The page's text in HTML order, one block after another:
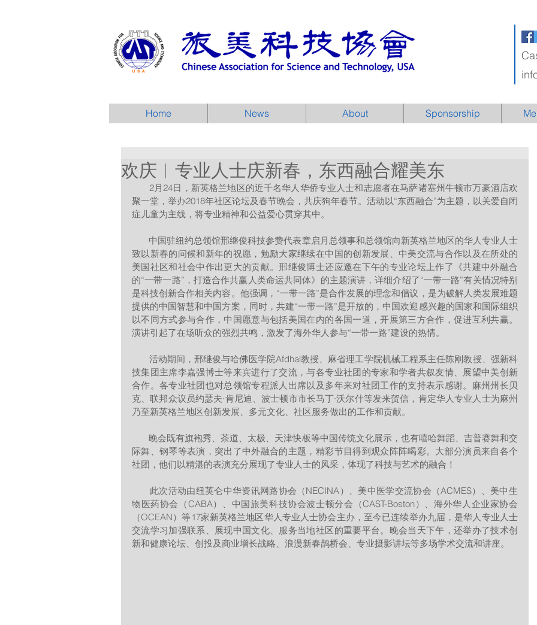
Home News About Sponsorship
欢庆︱专业人士庆新春，东西融合耀美东
       2月24日，新英格兰地区的近千名华人华侨专业人士和志愿者在马萨诸塞州牛顿市万豪酒店欢
聚一堂，举办2018年社区论坛及春节晚会，共庆狗年春节。活动以“东西融合”为主题，以关爱自闭
症儿童为主线，将专业精神和公益爱心贯穿其中。
致以新春的问候和新年的祝愿，勉励大家继续在中国的创新发展、中美交流与合作以及在所处的
美国社区和社会中作出更大的贡献。邢继俊博士还应邀在下午的专业论坛上作了《共建中外融合
的“一带一路”，打造合作共赢人类命运共同体》的主题演讲，详细介绍了“一带一路”有关情况特别
是科技创新合作相关内容。他强调，“一带一路”是合作发展的理念和倡议，是为破解人类发展难题
提供的中国智慧和中国方案，同时，共建“一带一路”是开放的，中国欢迎感兴趣的国家和国际组织
以不同方式参与合作，中国愿意与包括美国在内的各国一道，开展第三方合作，促进互利共赢。
演讲引起了在场听众的强烈共鸣，激发了海外华人参与“一带一路”建设的热情。
技集团主席李嘉强博士等来宾进行了交流，与各专业社团的专家和学者共叙友情、展望中美创新
合作。各专业社团也对总领馆专程派人出席以及多年来对社团工作的支持表示感谢。麻州州长贝
克、联邦众议员约瑟夫·肯尼迪、波士顿市市长马丁·沃尔什等发来贺信，肯定华人专业人士为麻州
乃至新英格兰地区创新发展、多元文化、社区服务做出的工作和贡献。
       晚会既有旗袍秀、茶道、太极、天津快板等中国传统文化展示，也有嘻哈舞蹈、吉普赛舞和交
际舞、钢琴等表演，突出了中外融合的主题，精彩节目得到观众阵阵喝彩。大部分演员来自各个
社团，他们以精湛的表演充分展现了专业人士的风采，体现了科技与艺术的融合！
物医药协会（CABA）、中国旅美科技协会波士顿分会（CAST-Boston）、海外华人企业家协会
（OCEAN）等17家新英格兰地区华人专业人士协会主办，至今已连续举办九届，是华人专业人士
交流学习加强联系、展现中国文化、服务当地社区的重要平台。晚会当天下午，还举办了技术创
新和健康论坛、创投及商业增长战略、浪漫新春鹊桥会、专业摄影讲坛等多场学术交流和讲座。